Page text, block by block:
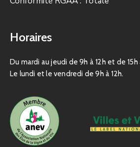
Horaires
Du mardi au jeudi de 9h à 12h et de 15h
Le lundi et le vendredi de 9h à 12h.